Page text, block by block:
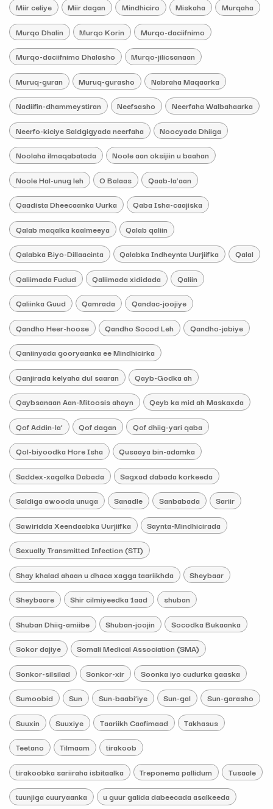
Miir celiye Miir dagan Mindhiciro Miskaha Murqaha
Murqo Dhalin Murqo Korin Murqo-daciifnimo
Murqo-daciifnimo Dhalasho Murqo-jilicsanaan
Muruq-guran Muruq-gurasho Nabraha Maqaarka
Nadiifin-dhammeystiran Neefsasho Neerfaha Walbahaarka
Neerfo-kiciye Saldgigyada neerfaha Noocyada Dhiiga
Noolaha ilmaqabatada Noole aan oksijiin u baahan
Noole Hal-unug leh O Balaas Qaab-la’aan
Qaadista Dheecaanka Uurka Qaba Isha-caajiska
Qalab maqalka kaalmeeya Qalab qaliin
Qalabka Biyo-Dillaacinta Qalabka Indheynta Uurjiifka Qalal
Qaliimada Fudud Qaliimada xididada Qaliin
Qaliinka Guud Qamrada Qandac-joojiye
Qandho Heer-hoose Qandho Socod Leh Qandho-jabiye
Qaniinyada gooryaanka ee Mindhicirka
Qanjirada kelyaha dul saaran Qayb-Godka ah
Qaybsanaan Aan-Mitoosis ahayn Qeyb ka mid ah Maskaxda
Qof Addin-la’ Qof dagan Qof dhiig-yari qaba
Qol-biyoodka Hore Isha Qusaaya bin-adamka
Saddex-xagalka Dabada Sagxad dabada korkeeda
Saldiga awooda unuga Sanadle Sanbabada Sariir
Sawiridda Xeendaabka Uurjiifka Saynta-Mindhicirada
Sexually Transmitted Infection (STI)
Shay khalad ahaan u dhaca xagga taariikhda Sheybaar
Sheybaare Shir cilmiyeedka 1aad shuban
Shuban Dhiig-amiibe Shuban-joojin Socodka Bukaanka
Sokor dajiye Somali Medical Association (SMA)
Sonkor-silsilad Sonkor-xir Soonka iyo cudurka gaaska
Sumoobid Sun Sun-baabi’iye Sun-gal Sun-garasho
Suuxin Suuxiye Taariikh Caafimaad Takhasus
Teetano Tilmaam tirakoob
tirakoobka sariiraha isbitaalka Treponema pallidum Tusaale
tuunjiga cuuryaanka u guur galida dabeecada asalkeeda